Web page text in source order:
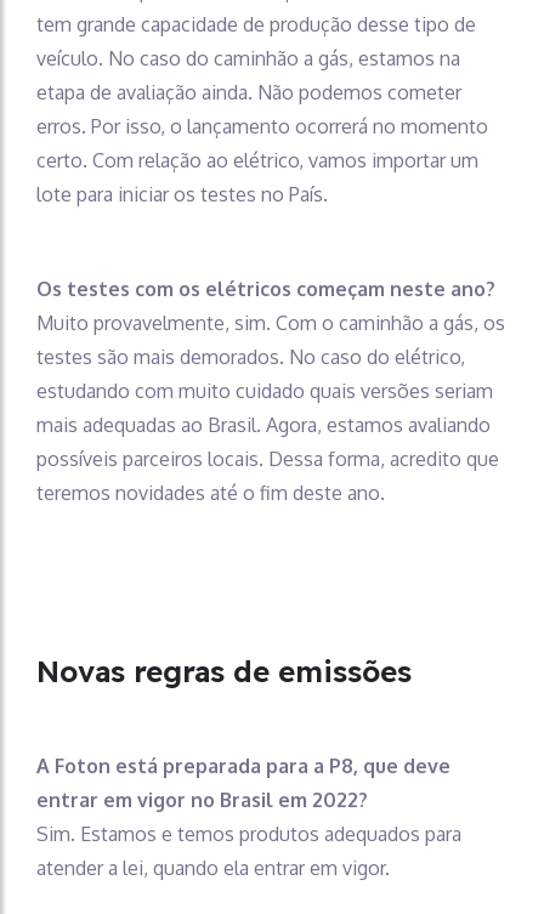
tem grande capacidade de produção desse tipo de
veículo. No caso do caminhão a gás, estamos na
etapa de avaliação ainda. Não podemos cometer
erros. Por isso, o lançamento ocorrerá no momento
certo. Com relação ao elétrico, vamos importar um
lote para iniciar os testes no País.
Os testes com os elétricos começam neste ano?
Muito provavelmente, sim. Com o caminhão a gás, os
testes são mais demorados. No caso do elétrico,
estudando com muito cuidado quais versões seriam
mais adequadas ao Brasil. Agora, estamos avaliando
possíveis parceiros locais. Dessa forma, acredito que
teremos novidades até o fim deste ano.
Novas regras de emissões
A Foton está preparada para a P8, que deve
entrar em vigor no Brasil em 2022?
Sim. Estamos e temos produtos adequados para
atender a lei, quando ela entrar em vigor.